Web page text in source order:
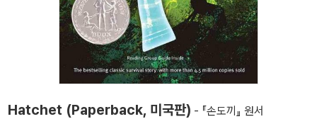
Hatchet (Paperback, 미국판) - 『손도끼』 원서